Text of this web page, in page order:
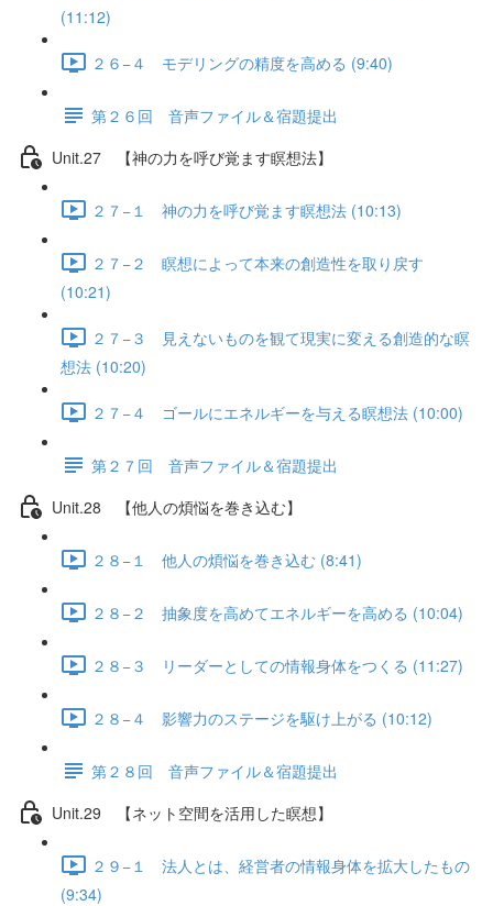
(11:12)
２６−４ モデリングの精度を高める (9:40)
第２６回 音声ファイル＆宿題提出
Unit.27 【神の力を呼び覚ます瞑想法】
２７−１ 神の力を呼び覚ます瞑想法 (10:13)
２７−２ 瞑想によって本来の創造性を取り戻す
(10:21)
２７−３ 見えないものを観て現実に変える創造的な瞑
想法 (10:20)
２７−４ ゴールにエネルギーを与える瞑想法 (10:00)
第２７回 音声ファイル＆宿題提出
Unit.28 【他人の煩悩を巻き込む】
２８−１ 他人の煩悩を巻き込む (8:41)
２８−２ 抽象度を高めてエネルギーを高める (10:04)
２８−３ リーダーとしての情報身体をつくる (11:27)
２８−４ 影響力のステージを駆け上がる (10:12)
第２８回 音声ファイル＆宿題提出
Unit.29 【ネット空間を活用した瞑想】
２９−１ 法人とは、経営者の情報身体を拡大したもの
(9:34)